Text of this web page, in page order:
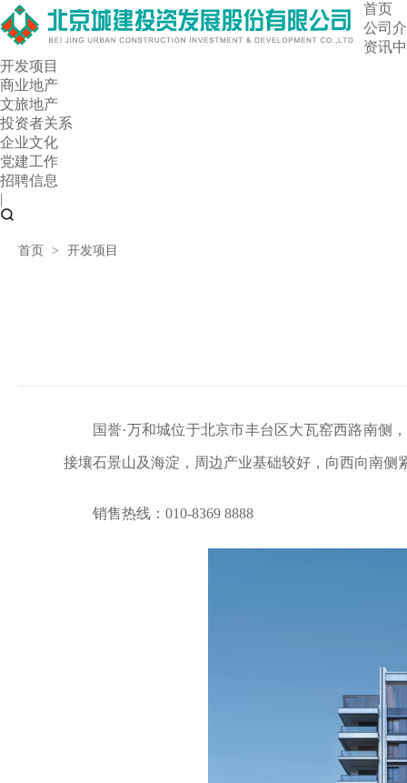
首页
公司
资讯
开发项目
商业地产
文旅地产
投资者关系
企业文化
党建工作
招聘信息
|
首页 > 开发项目
国誉·万和城位于北京市丰台区大瓦窑西路南侧
接壤石景山及海淀，周边产业基础较好，向西向南
销售热线：010-8369 8888